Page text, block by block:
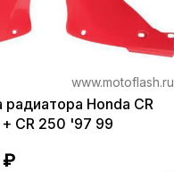
www.motoflash.ru
радиатора Honda CR
CR 250 '97 99
₽